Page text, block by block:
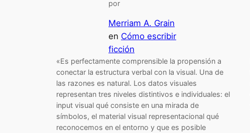
por
Merriam A. Grain
en Cómo escribir
ficción
«Es perfectamente comprensible la propensión a
conectar la estructura verbal con la visual. Una de
las razones es natural. Los datos visuales
representan tres niveles distintivos e individuales: el
input visual qué consiste en una mirada de
símbolos, el material visual representacional qué
reconocemos en el entorno y que es posible